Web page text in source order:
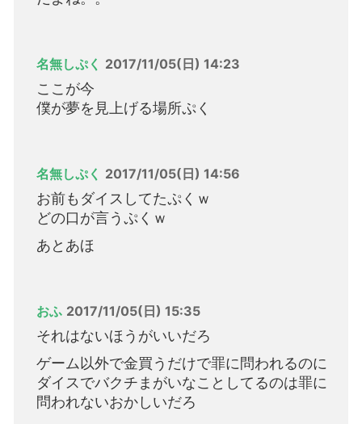
名無しぷく 2017/11/05(日) 14:23
ここが今
僕が夢を見上げる場所ぷく
名無しぷく 2017/11/05(日) 14:56
お前もダイスしてたぷくｗ
どの口が言うぷくｗ
あとあほ
おふ 2017/11/05(日) 15:35
それはないほうがいいだろ
ゲーム以外で金買うだけで罪に問われるのに
ダイスでバクチまがいなことしてるのは罪に
問われないおかしいだろ